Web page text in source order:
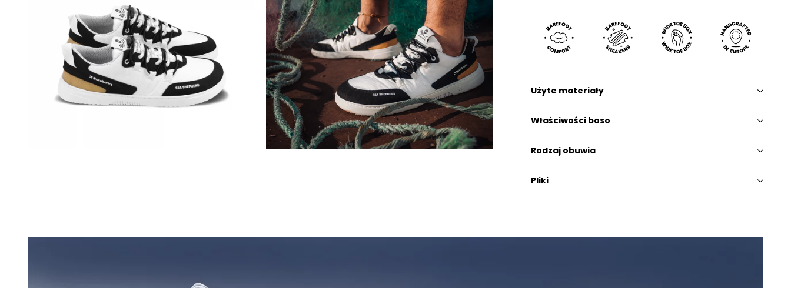
Użyte materiały
Właściwości boso
Rodzaj obuwia
Pliki